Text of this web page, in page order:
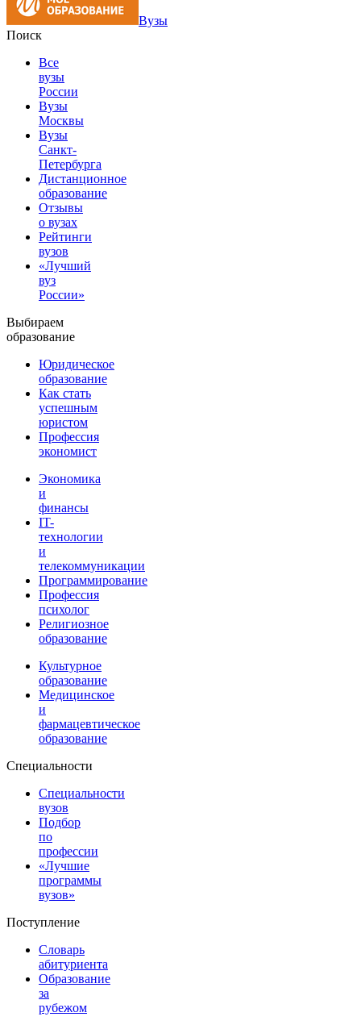
Вузы
Поиск
Все
вузы
России
Вузы
Москвы
Вузы
Санкт-
Петербурга
Дистанционное
образование
Отзывы
о вузах
Рейтинги
вузов
«Лучший
вуз
России»
Выбираем
образование
Юридическое
образование
Как стать
успешным
юристом
Профессия
экономист
Экономика
и
финансы
IT-
технологии
и
телекоммуникации
Программирование
Профессия
психолог
Религиозное
образование
Культурное
образование
Медицинское
и
фармацевтическое
образование
Специальности
Специальности
вузов
Подбор
по
профессии
«Лучшие
программы
вузов»
Поступление
Словарь
абитуриента
Образование
за
рубежом